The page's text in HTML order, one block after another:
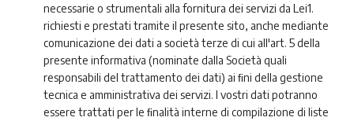
necessarie o strumentali alla fornitura dei servizi da Lei1.
richiesti e prestati tramite il presente sito, anche mediante
comunicazione dei dati a società terze di cui all'art. 5 della
presente informativa (nominate dalla Società quali
responsabili del trattamento dei dati) ai ﬁni della gestione
tecnica e amministrativa dei servizi. I vostri dati potranno
essere trattati per le ﬁnalità interne di compilazione di liste